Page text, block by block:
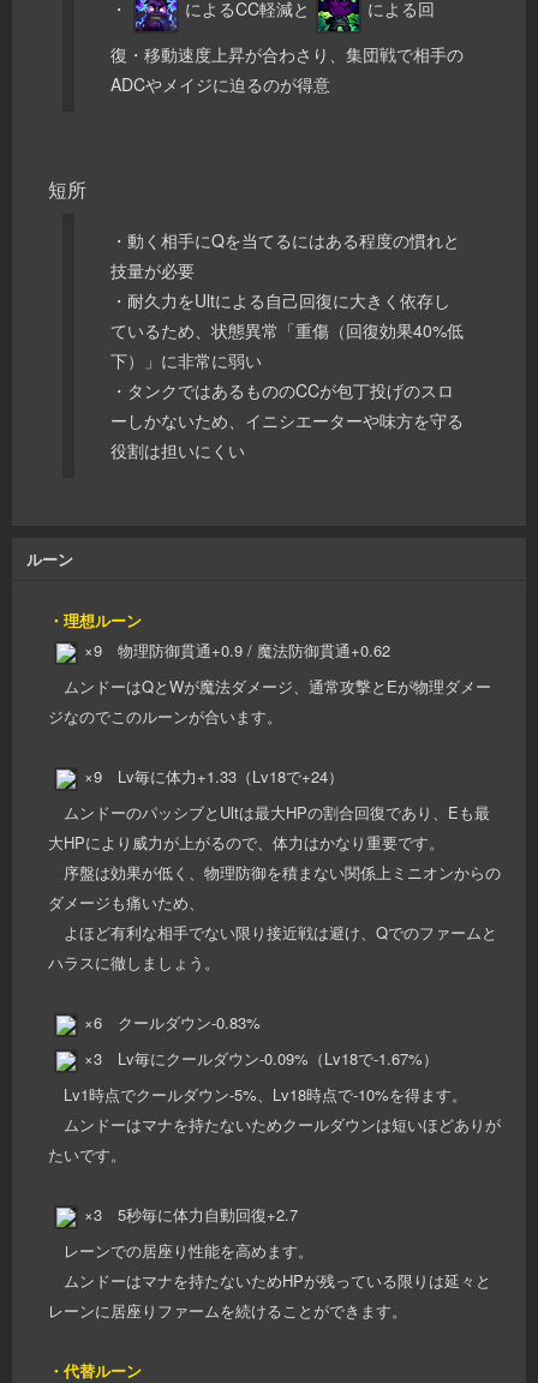
・ によるCC軽減と
による回
復・移動速度上昇が合わさり、集団戦で相手の
ADCやメイジに迫るのが得意
短所
・動く相手にQを当てるにはある程度の慣れと
技量が必要
・耐久力をUltによる自己回復に大きく依存し
ているため、状態異常「重傷（回復効果40%低
下）」に非常に弱い
・タンクではあるもののCCが包丁投げのスロ
ーしかないため、イニシエーターや味方を守る
役割は担いにくい
ルーン
・理想ルーン
×9 物理防御貫通+0.9 / 魔法防御貫通+0.62
ムンドーはQとWが魔法ダメージ、通常攻撃とEが物理ダメー
ジなのでこのルーンが合います。
×9 Lv毎に体力+1.33（Lv18で+24）
ムンドーのパッシブとUltは最大HPの割合回復であり、Eも最
大HPにより威力が上がるので、体力はかなり重要です。
序盤は効果が低く、物理防御を積まない関係上ミニオンからの
ダメージも痛いため、
よほど有利な相手でない限り接近戦は避け、Qでのファームと
ハラスに徹しましょう。
×6 クールダウン-0.83%
×3 Lv毎にクールダウン-0.09%（Lv18で-1.67%）
Lv1時点でクールダウン-5%、Lv18時点で-10%を得ます。
ムンドーはマナを持たないためクールダウンは短いほどありが
たいです。
×3 5秒毎に体力自動回復+2.7
レーンでの居座り性能を高めます。
ムンドーはマナを持たないためHPが残っている限りは延々と
レーンに居座りファームを続けることができます。
・代替ルーン